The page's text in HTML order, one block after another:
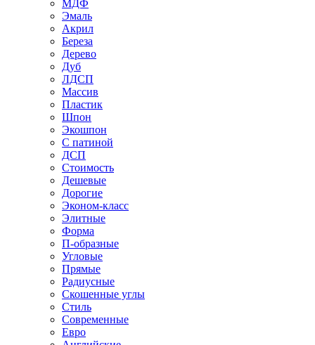
МДФ
Эмаль
Акрил
Береза
Дерево
Дуб
ЛДСП
Массив
Пластик
Шпон
Экошпон
С патиной
ДСП
Стоимость
Дешевые
Дорогие
Эконом-класс
Элитные
Форма
П-образные
Угловые
Прямые
Радиусные
Скошенные углы
Стиль
Современные
Евро